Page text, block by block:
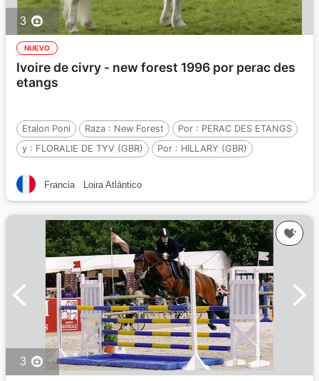
3
NUEVO
Ivoire de civry - new forest 1996 por perac des
etangs
Etalon Poni Raza : New Forest Por : PERAC DES ETANGS
y : FLORALIE DE TYV (GBR) Por : HILLARY (GBR)
Francia Loira Atlántico
3